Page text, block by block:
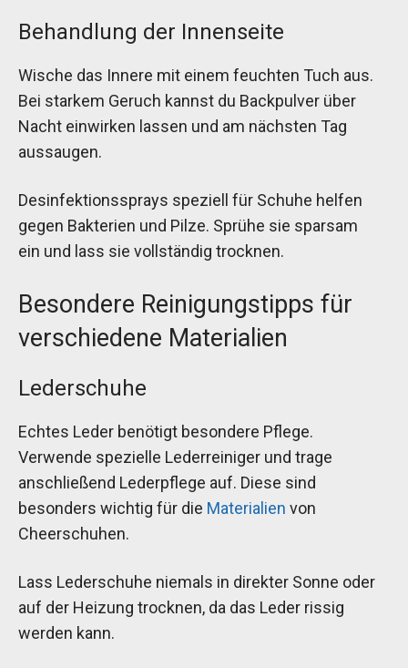
Behandlung der Innenseite
Wische das Innere mit einem feuchten Tuch aus.
Bei starkem Geruch kannst du Backpulver über
Nacht einwirken lassen und am nächsten Tag
aussaugen.
Desinfektionssprays speziell für Schuhe helfen
gegen Bakterien und Pilze. Sprühe sie sparsam
ein und lass sie vollständig trocknen.
Besondere Reinigungstipps für
verschiedene Materialien
Lederschuhe
Echtes Leder benötigt besondere Pflege.
Verwende spezielle Lederreiniger und trage
anschließend Lederpflege auf. Diese sind
besonders wichtig für die Materialien von
Cheerschuhen.
Lass Lederschuhe niemals in direkter Sonne oder
auf der Heizung trocknen, da das Leder rissig
werden kann.